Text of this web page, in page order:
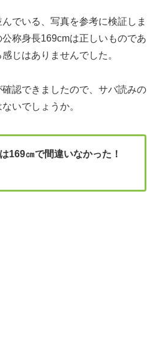
でいる、写真を参考に検証しま
称身長169cmは正しいものであ
じはありませんでした。
認できましたので、サバ読みの
いでしょうか。
169㎝で間違いなかった！